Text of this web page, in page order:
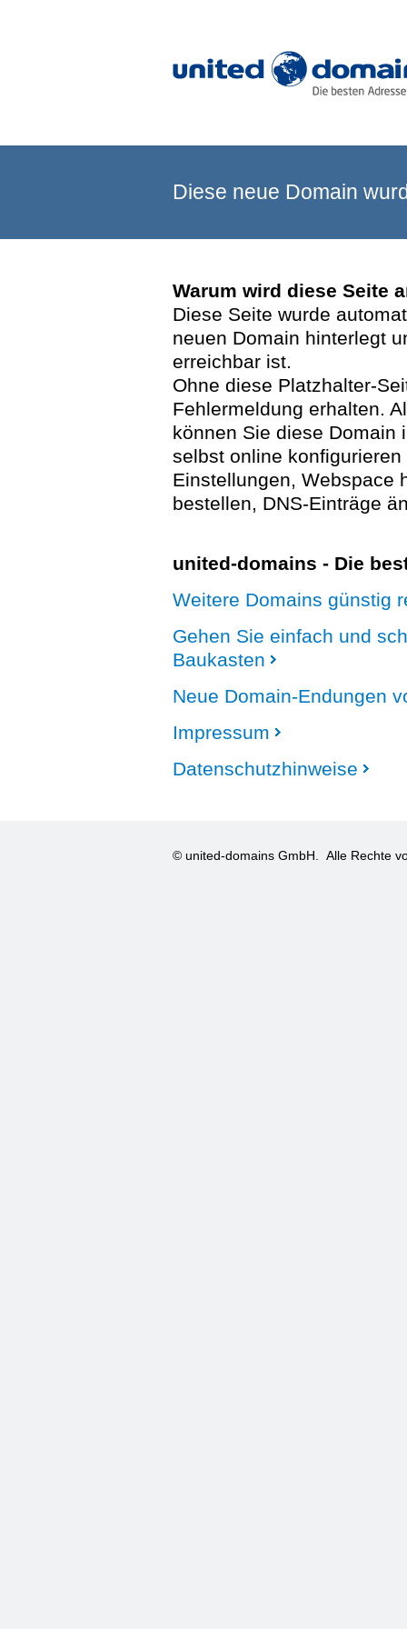
Diese neue Domain
Warum wird diese Seite
Diese Seite wurde
neuen Domain hinterlegt
erreichbar ist.
Ohne diese Platzhalter-
Fehlermeldung erhalten.
können Sie diese Domain
selbst online
Einstellungen, Webspace
bestellen, DNS-Einträge
united-domains - Die
Weitere Domains günstig
Gehen Sie einfach und
Baukasten
Neue Domain-Endungen
Impressum
Datenschutzhinweise
© united-domains GmbH. Alle Rechte